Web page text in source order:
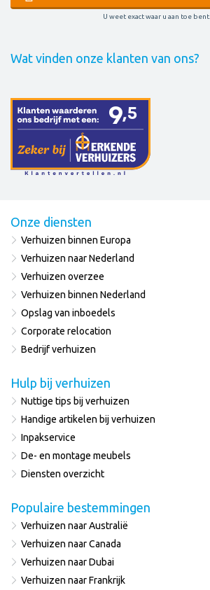
U weet exact waar u aan toe bent.
Wat vinden onze klanten van ons?
Onze diensten
Verhuizen binnen Europa
Verhuizen naar Nederland
Verhuizen overzee
Verhuizen binnen Nederland
Opslag van inboedels
Corporate relocation
Bedrijf verhuizen
Hulp bij verhuizen
Nuttige tips bij verhuizen
Handige artikelen bij verhuizen
Inpakservice
De- en montage meubels
Diensten overzicht
Populaire bestemmingen
Verhuizen naar Australië
Verhuizen naar Canada
Verhuizen naar Dubai
Verhuizen naar Frankrijk